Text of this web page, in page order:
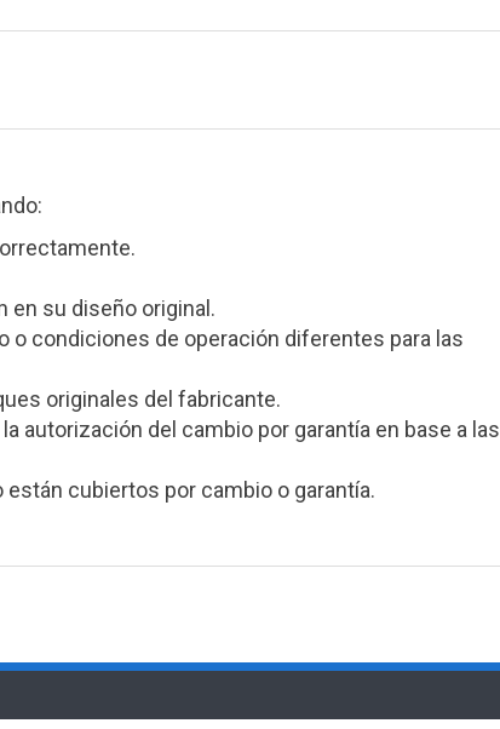
en su diseño original.
o condiciones de operación diferentes para las
originales del fabricante.
autorización del cambio por garantía en base a las
cubiertos por cambio o garantía.